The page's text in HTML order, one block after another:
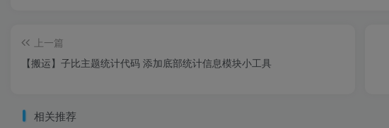
上一篇
【搬运】子比主题统计代码 添加底部统计信息模块小工具
相关推荐